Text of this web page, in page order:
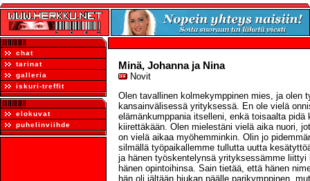
chat
tarinat
galleria
iskuri-treffit
elokuvat
puhelinviihde
Minä, Johanna ja Nina
Novit
Olen tavallinen kolmekymppinen mies, ja olen
kansainvälisessä yrityksessä. En ole vielä
elämänkumppania itselleni, enkä toisaalta pidä
kiirettäkään. Olen mielestäni vielä aika nuori,
on vielä aikaa myöhemminkin. Olin jo
silmällä työpaikallemme tullutta uutta
ja hänen työskentelynsä yrityksessämme liittyi
hänen opintoihinsa. Sain tietää, että hänen
hän oli iältään hiukan päälle parikymppinen,